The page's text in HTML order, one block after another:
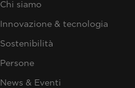
Chi siamo
Innovazione & tecnologia
Sostenibilità
Persone
News & Eventi